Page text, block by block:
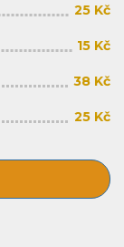
25 Kč
15 Kč
38 Kč
25 Kč